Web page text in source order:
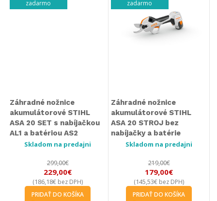
zadarmo
Záhradné nožnice
akumulátorové STIHL
ASA 20 SET s nabíjačkou
AL1 a batériou AS2
Skladom na predajni
299,00€
229,00€
(186,18€ bez DPH)
PRIDAŤ DO KOŠÍKA
zadarmo
Záhradné nožnice
akumulátorové STIHL
ASA 20 STROJ bez
nabíjačky a batérie
Skladom na predajni
219,00€
179,00€
(145,53€ bez DPH)
PRIDAŤ DO KOŠÍKA